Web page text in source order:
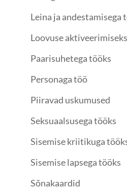
Leina ja andestamisega
Loovuse aktiveerimiseks
Paarisuhetega tööks
Personaga töö
Piiravad uskumused
Seksuaalsusega tööks
Sisemise kriitikuga
Sisemise lapsega tööks
Sõnakaardid